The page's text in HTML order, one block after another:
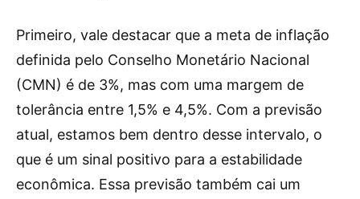
Primeiro, vale destacar que a meta de inflação
definida pelo Conselho Monetário Nacional
(CMN) é de 3%, mas com uma margem de
tolerância entre 1,5% e 4,5%. Com a previsão
atual, estamos bem dentro desse intervalo, o
que é um sinal positivo para a estabilidade
econômica. Essa previsão também cai um